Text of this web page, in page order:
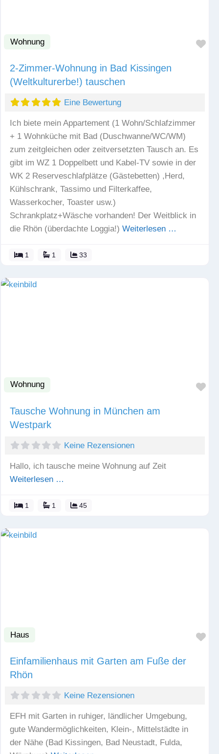
Wohnung
2-Zimmer-Wohnung in Bad Kissingen
(Weltkulturerbe!) tauschen
Eine Bewertung
Ich biete mein Appartement (1 Wohn/Schlafzimmer
+ 1 Wohnküche mit Bad (Duschwanne/WC/WM)
zum zeitgleichen oder zeitversetzten Tausch an. Es
gibt im WZ 1 Doppelbett und Kabel-TV sowie in der
WK 2 Reserveschlafplätze (Gästebetten) ,Herd,
Kühlschrank, Tassimo und Filterkaffee,
Wasserkocher, Toaster usw.)
Schrankplatz+Wäsche vorhanden! Der Weitblick in
die Rhön (überdachte Loggia!) Weiterlesen …
1 1 33
Wohnung
Tausche Wohnung in München am
Westpark
Keine Rezensionen
Hallo, ich tausche meine Wohnung auf Zeit
Weiterlesen …
1 1 45
Haus
Einfamilienhaus mit Garten am Fuße der
Rhön
Keine Rezensionen
EFH mit Garten in ruhiger, ländlicher Umgebung,
gute Wandermöglichkeiten, Klein-, Mittelstädte in
der Nähe (Bad Kissingen, Bad Neustadt, Fulda,